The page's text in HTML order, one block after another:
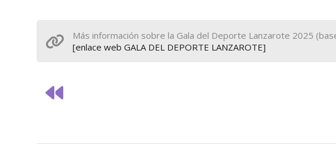
Más información sobre la Gala del Deporte Lanzarote 2025
[enlace web GALA DEL DEPORTE LANZAROTE]